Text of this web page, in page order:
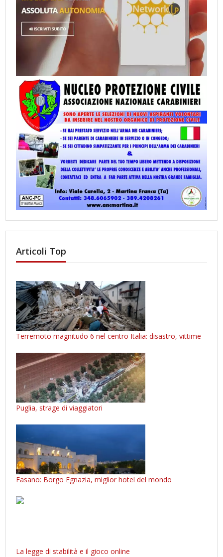
Articoli Top
Terremoto magnitudo 6 nel centro Italia: disastro, vittime
Puglia, strage di viaggiatori
Fasano: Borgo Egnazia, miglior hotel del mondo
La legge di stabilità e il gioco online